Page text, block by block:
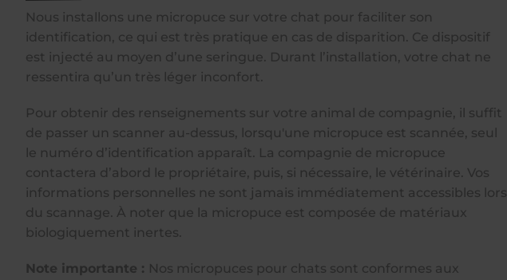
Nous installons une micropuce sur votre chat pour faciliter son
identification, ce qui est très pratique en cas de disparition. Ce dispositif
est injecté au moyen d’une seringue. Durant l’installation, votre chat ne
ressentira qu’un très léger inconfort.
Pour obtenir des renseignements sur votre animal de compagnie, il suffit
de passer un scanner au-dessus, lorsqu'une micropuce est scannée, seul
le numéro d’identification apparaît. La compagnie de micropuce
contactera d’abord le propriétaire, puis, si nécessaire, le vétérinaire. Vos
informations personnelles ne sont jamais immédiatement accessibles lors
du scannage. À noter que la micropuce est composée de matériaux
biologiquement inertes.
Note importante : Nos micropuces pour chats sont conformes aux